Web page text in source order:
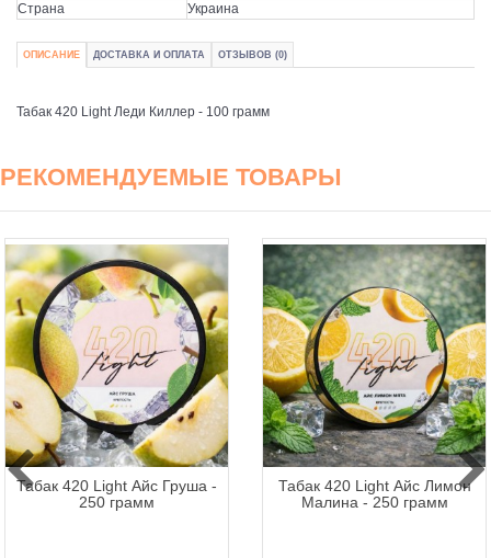
Страна
Украина
ОПИСАНИЕ ДОСТАВКА И ОПЛАТА ОТЗЫВОВ (0)
Табак 420 Light Леди Киллер - 100 грамм
РЕКОМЕНДУЕМЫЕ ТОВАРЫ
Табак 420 Light Айс Груша -
250 грамм
Табак 420 Light Айс Лимон
Малина - 250 грамм